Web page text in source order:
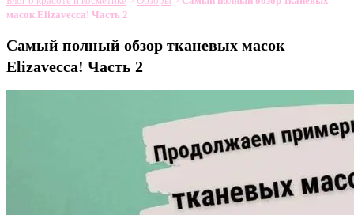
масок Elizavecca! Часть 2
Самый полный обзор тканевых масок
Elizavecca! Часть 2